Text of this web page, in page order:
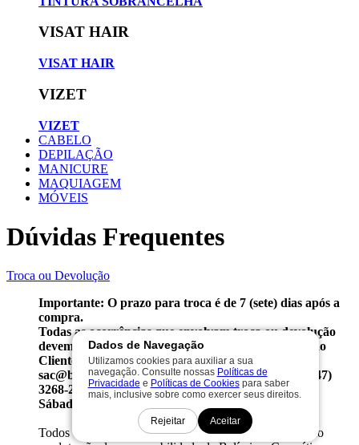
VISAT HAIR
VISAT HAIR
VIZET
VIZET
CABELO
DEPILAÇÃO
MANICURE
MAQUIAGEM
MÓVEIS
Dúvidas Frequentes
Troca ou Devolução
Importante: O prazo para troca é de 7 (sete) dias após a
compra.
Todas as ocorrências que envolvam troca ou devolução
devem ser comunicadas à Central de Atendimento ao
Cliente através doe-mail
sac@belissimadistribuidora.com.br ou do telefone
(47)
3268-2020deSegunda a Sexta das 08:30h ás 18h -
Sábado das 08:30h ás 12h
Todos os custos referentes à primeira devolução/troca do
Dados de Navegação
Utilizamos cookies para auxiliar a sua
navegação. Consulte nossas Políticas de
Privacidade e Políticas de Cookiespara saber
mais, inclusive sobre como exercer seus direitos.
Rejeitar Aceitar